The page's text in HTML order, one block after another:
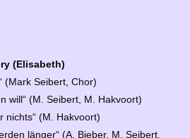
(Elisabeth)
(Mark Seibert, Chor)
will“ (M. Seibert, M. Hakvoort)
nichts“ (M. Hakvoort)
länger“ (A. Bieber, M. Seibert,